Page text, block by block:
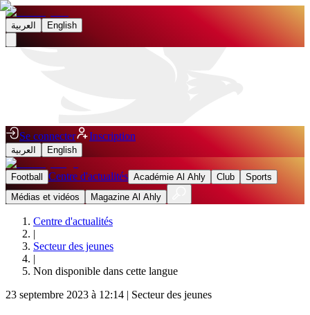
العربية English
Se connecter Inscription
العربية English
Football Centre d'actualités Académie Al Ahly Club
Sports
Médias et vidéos
Magazine Al Ahly
Centre d'actualités
|
Secteur des jeunes
|
Non disponible dans cette langue
23 septembre 2023 à 12:14 | Secteur des jeunes